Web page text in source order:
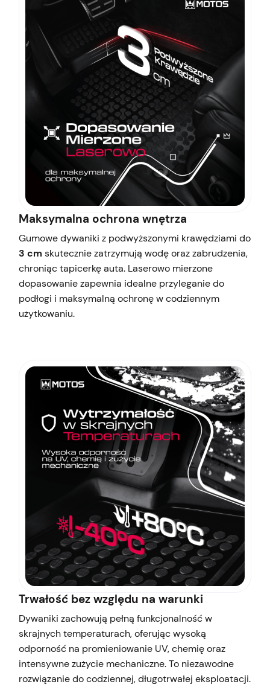
Maksymalna ochrona wnętrza
Gumowe dywaniki z podwyższonymi krawędziami do
3 cm skutecznie zatrzymują wodę oraz zabrudzenia,
chroniąc tapicerkę auta. Laserowo mierzone
dopasowanie zapewnia idealne przyleganie do
podłogi i maksymalną ochronę w codziennym
użytkowaniu.
Trwałość bez względu na warunki
Dywaniki zachowują pełną funkcjonalność w
skrajnych temperaturach, oferując wysoką
odporność na promieniowanie UV, chemię oraz
intensywne zużycie mechaniczne. To niezawodne
rozwiązanie do codziennej, długotrwałej eksploatacji.